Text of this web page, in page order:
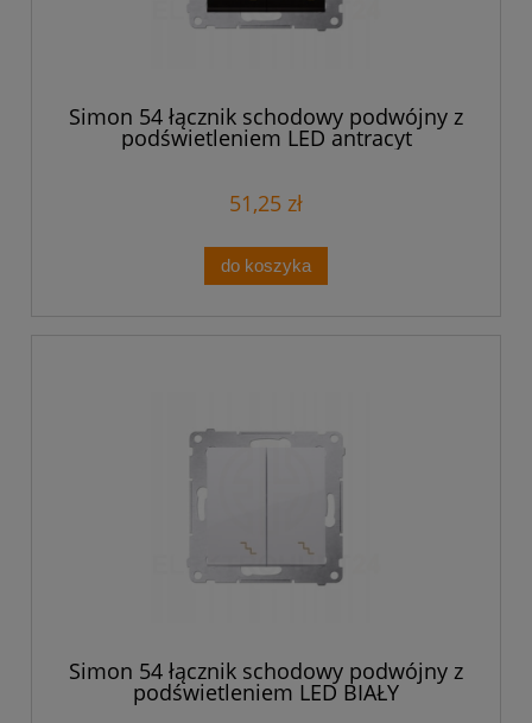
Simon 54 łącznik schodowy podwójny z
podświetleniem LED antracyt
51,25 zł
do koszyka
Simon 54 łącznik schodowy podwójny z
podświetleniem LED BIAŁY